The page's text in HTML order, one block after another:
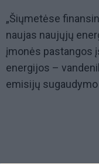
„Šiųmetėse
naujas naujųjų
įmonės pastangos
energijos –
emisijų